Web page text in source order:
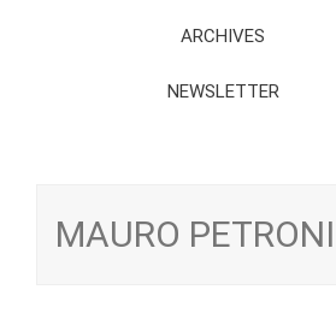
ARCHIVES
NEWSLETTER
MAURO PETRONI